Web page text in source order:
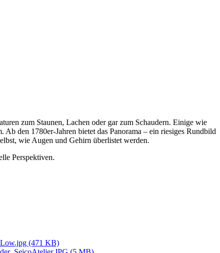
zum Staunen, Lachen oder gar zum Schaudern. Einige wie
den 1780er-Jahren bietet das Panorama – ein riesiges Rundbild
wie Augen und Gehirn überlistet werden.
Perspektiven.
(471 KB)